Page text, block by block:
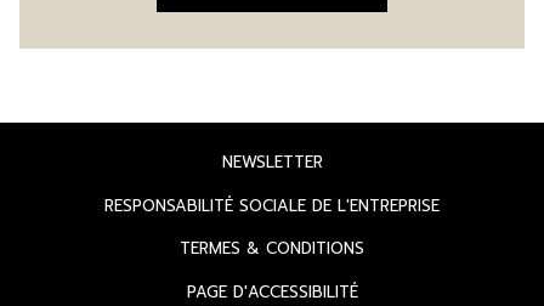
NEWSLETTEROUVRIR
NOUVEL
ONGLET
RESPONSABILITÉ SOCIALE DE L'ENTREPRISEOUVRIR
TERMES & CONDITIONS
PAGE D'ACCESSIBILITÉOUVRIR